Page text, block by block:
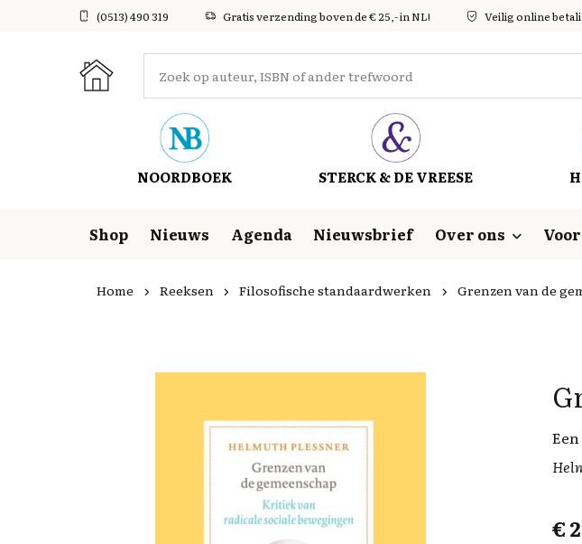
(0513) 490 319 Gratis verzending boven de € 25,- in NL! Veilig online
NOORDBOEK STERCK & DE VREESE
Shop Nieuws Agenda Nieuwsbrief Over ons
Home Reeksen Filosofische standaardwerken Grenzen van de
€